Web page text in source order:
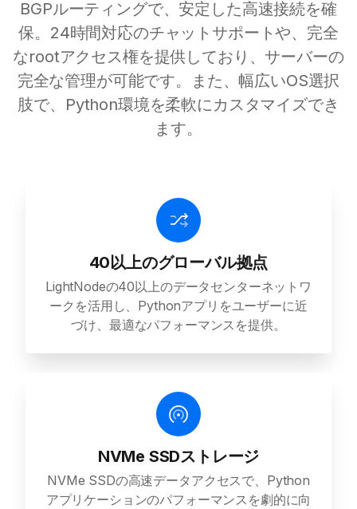
BGPルーティングで、安定した高速接続を確
保。24時間対応のチャットサポートや、完全
なrootアクセス権を提供しており、サーバーの
完全な管理が可能です。また、幅広いOS選択
肢で、Python環境を柔軟にカスタマイズでき
ます。
40以上のグローバル拠点
LightNodeの40以上のデータセンターネットワ
ークを活用し、Pythonアプリをユーザーに近
づけ、最適なパフォーマンスを提供。
NVMe SSDストレージ
NVMe SSDの高速データアクセスで、Python
アプリケーションのパフォーマンスを劇的に向